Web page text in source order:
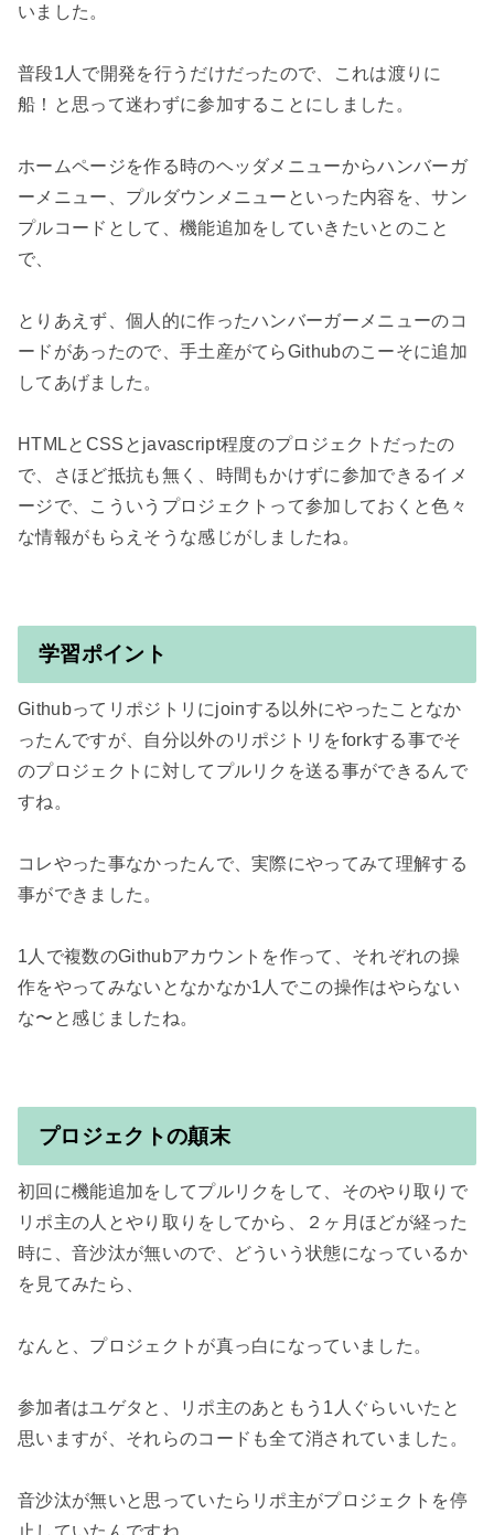
いました。
普段1人で開発を行うだけだったので、これは渡りに
船！と思って迷わずに参加することにしました。
ホームページを作る時のヘッダメニューからハンバーガ
ーメニュー、プルダウンメニューといった内容を、サン
プルコードとして、機能追加をしていきたいとのこと
で、
とりあえず、個人的に作ったハンバーガーメニューのコ
ードがあったので、手土産がてらGithubのこーそに追加
してあげました。
HTMLとCSSとjavascript程度のプロジェクトだったの
で、さほど抵抗も無く、時間もかけずに参加できるイメ
ージで、こういうプロジェクトって参加しておくと色々
な情報がもらえそうな感じがしましたね。
学習ポイント
Githubってリポジトリにjoinする以外にやったことなか
ったんですが、自分以外のリポジトリをforkする事でそ
のプロジェクトに対してプルリクを送る事ができるんで
すね。
コレやった事なかったんで、実際にやってみて理解する
事ができました。
1人で複数のGithubアカウントを作って、それぞれの操
作をやってみないとなかなか1人でこの操作はやらない
な〜と感じましたね。
プロジェクトの顛末
初回に機能追加をしてプルリクをして、そのやり取りで
リポ主の人とやり取りをしてから、２ヶ月ほどが経った
時に、音沙汰が無いので、どういう状態になっているか
を見てみたら、
なんと、プロジェクトが真っ白になっていました。
参加者はユゲタと、リポ主のあともう1人ぐらいいたと
思いますが、それらのコードも全て消されていました。
音沙汰が無いと思っていたらリポ主がプロジェクトを停
止していたんですね。